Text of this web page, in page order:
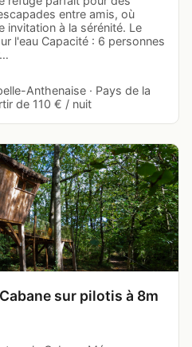
entre amis, où
invitation à la sérénité. Le
l'eau Capacité : 6 personnes
Anthenaise · Pays de la
de 110 € / nuit
sur pilotis à 8m